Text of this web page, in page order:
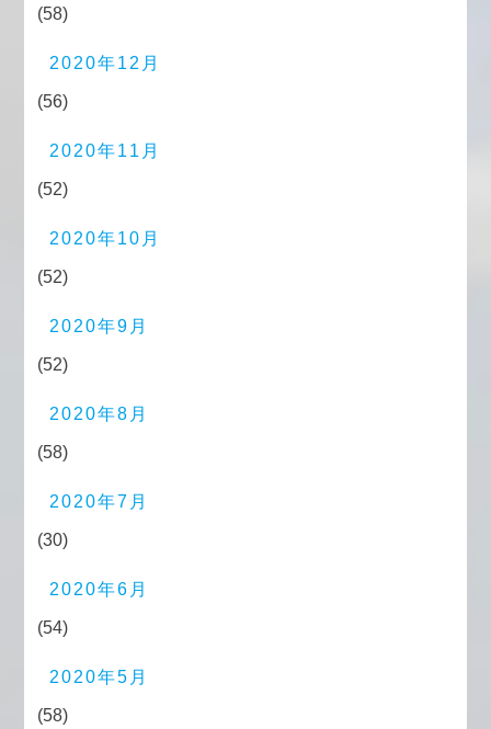
(58)
2020年12月
(56)
2020年11月
(52)
2020年10月
(52)
2020年9月
(52)
2020年8月
(58)
2020年7月
(30)
2020年6月
(54)
2020年5月
(58)